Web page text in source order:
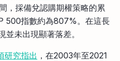
，採備兌認購期權策略的累
500指數約為807%。在這長
未出現顯著落差。
研究指出 ，在2003年至2021